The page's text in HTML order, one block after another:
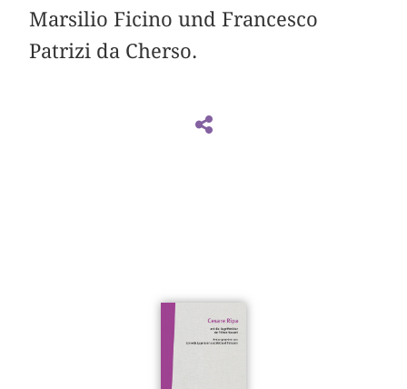
Marsilio Ficino und Francesco
Patrizi da Cherso.